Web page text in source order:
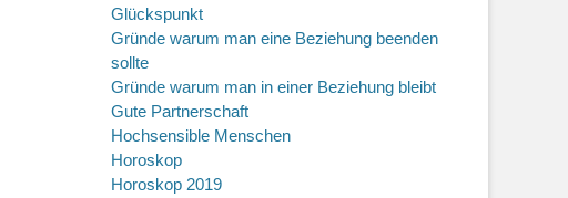
Glückspunkt
Gründe warum man eine Beziehung beenden
sollte
Gründe warum man in einer Beziehung bleibt
Gute Partnerschaft
Hochsensible Menschen
Horoskop
Horoskop 2019